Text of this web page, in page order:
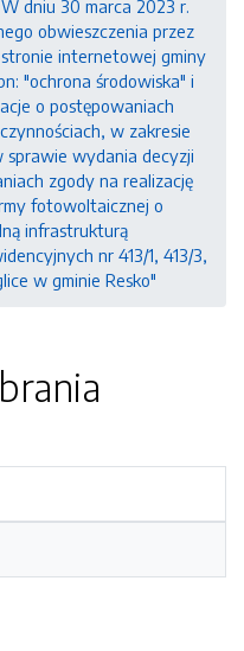
W dniu 30 marca 2023 r.
obwieszczenia przez
internetowej gminy
"ochrona środowiska" i
o postępowaniach
w zakresie
wydania decyzji
zgody na realizację
fotowoltaicznej o
infrastrukturą
nr 413/1, 413/3,
w gminie Resko"